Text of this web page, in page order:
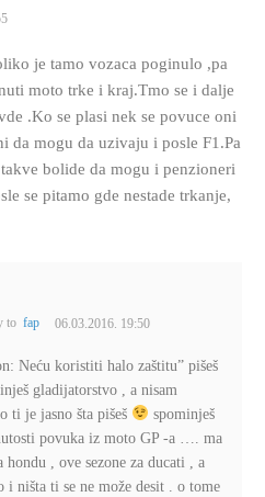
je tamo vozaca poginulo ,pa
moto trke i kraj.Tmo se i dalje
.Ko se plasi nek se povuce oni
da mogu da uzivaju i posle F1.Pa
bolide da mogu i penzioneri
se pitamo gde nestade trkanje,
tofap 06.03.2016. 19:50
Neću koristiti halo zaštitu” pišeš
gladijatorstvo , a nisam
ti je jasno šta pišeš
spominješ
povuka iz moto GP -a …. ma
hondu , ove sezone za ducati , a
i ništa ti se ne može desit . o tome